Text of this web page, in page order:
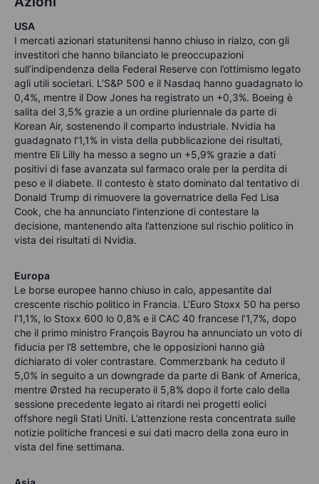
USA
I mercati azionari statunitensi hanno chiuso in rialzo, con gli
investitori che hanno bilanciato le preoccupazioni
sull’indipendenza della Federal Reserve con l’ottimismo legato
agli utili societari. L’S&P 500 e il Nasdaq hanno guadagnato lo
0,4%, mentre il Dow Jones ha registrato un +0,3%. Boeing è
salita del 3,5% grazie a un ordine pluriennale da parte di
Korean Air, sostenendo il comparto industriale. Nvidia ha
guadagnato l’1,1% in vista della pubblicazione dei risultati,
mentre Eli Lilly ha messo a segno un +5,9% grazie a dati
positivi di fase avanzata sul farmaco orale per la perdita di
peso e il diabete. Il contesto è stato dominato dal tentativo di
Donald Trump di rimuovere la governatrice della Fed Lisa
Cook, che ha annunciato l’intenzione di contestare la
decisione, mantenendo alta l’attenzione sul rischio politico in
vista dei risultati di Nvidia.
Europa
Le borse europee hanno chiuso in calo, appesantite dal
crescente rischio politico in Francia. L’Euro Stoxx 50 ha perso
l’1,1%, lo Stoxx 600 lo 0,8% e il CAC 40 francese l’1,7%, dopo
che il primo ministro François Bayrou ha annunciato un voto di
fiducia per l’8 settembre, che le opposizioni hanno già
dichiarato di voler contrastare. Commerzbank ha ceduto il
5,0% in seguito a un downgrade da parte di Bank of America,
mentre Ørsted ha recuperato il 5,8% dopo il forte calo della
sessione precedente legato ai ritardi nei progetti eolici
offshore negli Stati Uniti. L’attenzione resta concentrata sulle
notizie politiche francesi e sui dati macro della zona euro in
vista del fine settimana.